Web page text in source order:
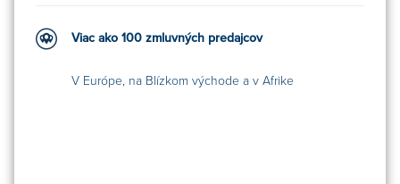
Viac ako 100 zmluvných predajcov
V Európe, na Blízkom východe a v Afrike